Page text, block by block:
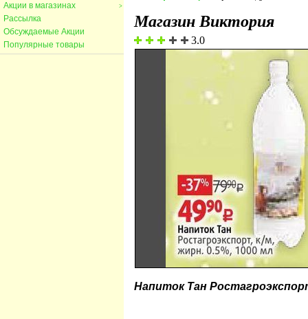
>
Акции в магазинах
Рассылка
Обсуждаемые Акции
Популярные товары
Магазин Виктория
3.0
Напиток Тан